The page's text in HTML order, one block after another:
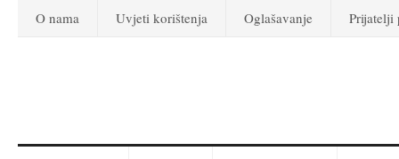
O nama Uvjeti korištenja Oglašavanje Prijatelji